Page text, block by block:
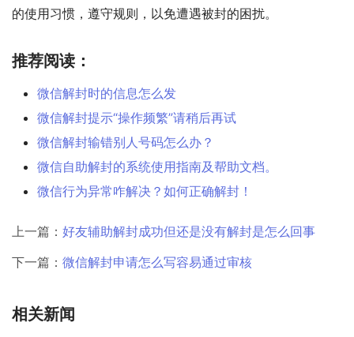
的使用习惯，遵守规则，以免遭遇被封的困扰。
推荐阅读：
微信解封时的信息怎么发
微信解封提示“操作频繁”请稍后再试
微信解封输错别人号码怎么办？
微信自助解封的系统使用指南及帮助文档。
微信行为异常咋解决？如何正确解封！
上一篇： 好友辅助解封成功但还是没有解封是怎么回事
下一篇： 微信解封申请怎么写容易通过审核
相关新闻